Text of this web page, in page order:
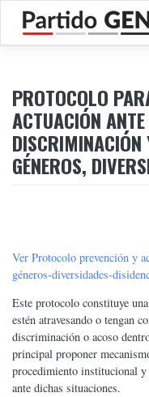
contenido
PROTOCOLO
ACTUACIÓN
GÉNEROS,
Ver Protocolo prevención y
géneros-diversidades-
Este protocolo constituye
estén atravesando o tengan
discriminación o acoso
principal proponer
procedimiento institucional
ante dichas situaciones.